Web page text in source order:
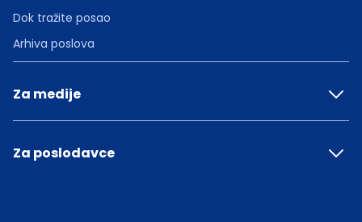
Dok tražite posao
Arhiva poslova
Za medije
Za poslodavce